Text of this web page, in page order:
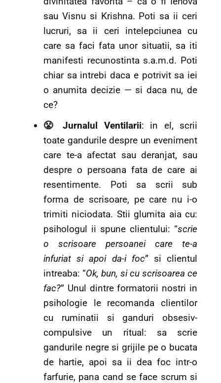
sau Visnu si Krishna. Poti sa ii ceri
lucruri, sa ii ceri intelepciunea cu
care sa faci fata unor situatii, sa iti
manifesti recunostinta s.a.m.d. Poti
chiar sa intrebi daca e potrivit sa iei
o anumita decizie — si daca nu, de
ce?
😤 Jurnalul Ventilarii: in el, scrii
toate gandurile despre un eveniment
care te-a afectat sau deranjat, sau
despre o persoana fata de care ai
resentimente. Poti sa scrii sub
forma de scrisoare, pe care nu i-o
trimiti niciodata. Stii glumita aia cu:
psihologul ii spune clientului: “scrie
o scrisoare persoanei care te-a
infuriat si apoi da-i foc” si clientul
intreaba: “Ok, bun, si cu scrisoarea ce
fac?” Unul dintre formatorii nostri in
psihologie le recomanda clientilor
cu ruminatii si ganduri obsesiv-
compulsive un ritual: sa scrie
gandurile negre si grijile pe o bucata
de hartie, apoi sa ii dea foc intr-o
farfurie, pana cand se face scrum si